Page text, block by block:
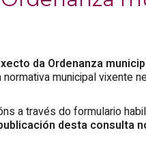
da Ordenanza
municipal vixente
a través do formulario
desta consulta